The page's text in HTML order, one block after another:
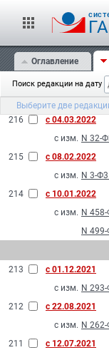
Оглавление
Поиск редакции на дату
Выберите две
с изм.
N 63-
218
с 17.03.2022
с изм.
N 38-
217
с 09.03.2022
с изм. N 49-
216
с 04.03.2022
с изм. N 32-
215
с 08.02.2022
с изм. N 3-
214
с 10.01.2022
с изм. N
N
213
с 01.12.2021
с изм. N
212
с 22.08.2021
с изм. N
211
с 12.07.2021